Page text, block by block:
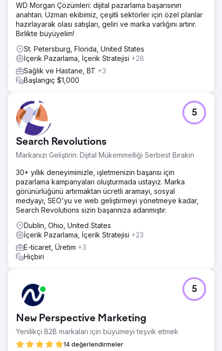
SEO stratejimiz; web sitesi analizi, anahtar kelime
araştırması, sayfa içi optimizasyon, rakip analizi,
özelleştirilmiş yaklaşım, UI/UX önerileri, CTA uygulaması,
kaliteli bağlantı kurma ve çevrimiçi görünürlüğü ve organik
trafiği artırmak için içerik optimizasyonunu içerir.
Sonuç
Organik trafiklerinde 8,6K'ya bir artış oldu ve SEO
performansları arttı ve hedef kitlelerinin nerede daha aktif
WD Morgan Çözümleri: dijital pazarlama başarısının
anahtarı. Uzman ekibimiz, çeşitli sektörler için özel planlar
hazırlayarak olası satışları, geliri ve marka varlığını artırır.
Birlikte büyüyelim!
St. Petersburg, Florida, United States
İçerik Pazarlama, İçerik Stratejisi +28
Sağlık ve Hastane, BT +3
Başlangıç $1,000
Search Revolutions
Markanızı Geliştirin: Dijital Mükemmelliği Serbest Bırakın
5
30+ yıllık deneyimimizle, işletmenizin başarısı için
pazarlama kampanyaları oluşturmada ustayız. Marka
görünürlüğünü artırmaktan ücretli aramayı, sosyal
medyayı, SEO'yu ve web geliştirmeyi yönetmeye kadar,
Search Revolutions sizin başarınıza adanmıştır.
Dublin, Ohio, United States
İçerik Pazarlama, İçerik Stratejisi +23
E-ticaret, Üretim +3
Hiçbiri
New Perspective Marketing
Yenilikçi B2B markaları için büyümeyi teşvik etmek
14 değerlendirmeler
5